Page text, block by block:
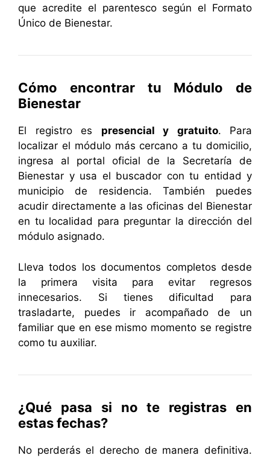
que acredite el parentesco según el Formato
Único de Bienestar.
Cómo encontrar tu Módulo de
Bienestar
El registro es presencial y gratuito. Para
localizar el módulo más cercano a tu domicilio,
ingresa al portal oficial de la Secretaría de
Bienestar y usa el buscador con tu entidad y
municipio de residencia. También puedes
acudir directamente a las oficinas del Bienestar
en tu localidad para preguntar la dirección del
módulo asignado.
Lleva todos los documentos completos desde
la primera visita para evitar regresos
innecesarios. Si tienes dificultad para
trasladarte, puedes ir acompañado de un
familiar que en ese mismo momento se registre
como tu auxiliar.
¿Qué pasa si no te registras en
estas fechas?
No perderás el derecho de manera definitiva.